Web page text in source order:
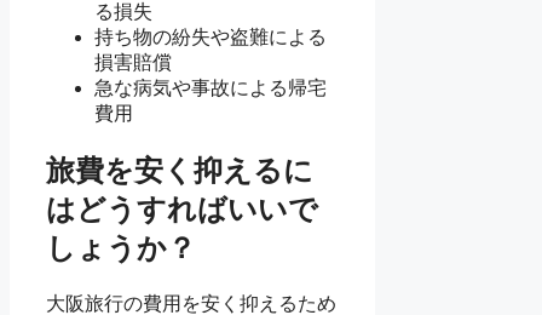
る損失
持ち物の紛失や盗難による
損害賠償
急な病気や事故による帰宅
費用
旅費を安く抑えるに
はどうすればいいで
しょうか？
大阪旅行の費用を安く抑えるため